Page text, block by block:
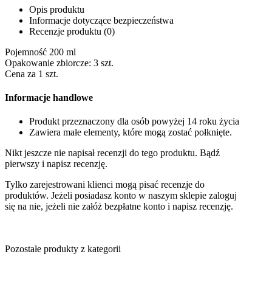
Opis produktu
Informacje dotyczące bezpieczeństwa
Recenzje produktu (0)
Pojemność 200 ml
Opakowanie zbiorcze: 3 szt.
Cena za 1 szt.
Informacje handlowe
Produkt przeznaczony dla osób powyżej 14 roku życia
Zawiera małe elementy, które mogą zostać połknięte.
Nikt jeszcze nie napisał recenzji do tego produktu. Bądź
pierwszy i napisz recenzję.
Tylko zarejestrowani klienci mogą pisać recenzje do
produktów. Jeżeli posiadasz konto w naszym sklepie zaloguj
się na nie, jeżeli nie załóż bezpłatne konto i napisz recenzję.
Pozostałe produkty z kategorii